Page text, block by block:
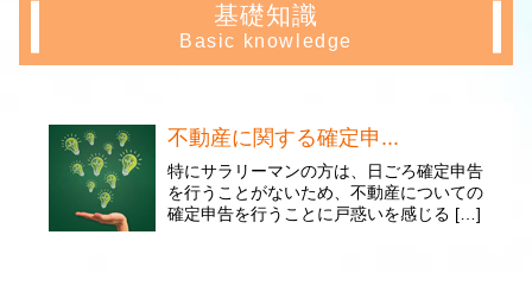
基礎知識
Basic knowledge
不動産に関する確定申...
特にサラリーマンの方は、日ごろ確定申告
を行うことがないため、不動産についての
確定申告を行うことに戸惑いを感じる […]